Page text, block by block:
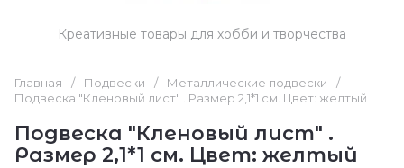
Креативные товары для хобби и творчества
Главная / Подвески / Металлические подвески
/
Подвеска "Кленовый лист" . Размер 2,1*1 см. Цвет: желтый
Подвеска "Кленовый лист" .
Размер 2,1*1 см. Цвет: желтый